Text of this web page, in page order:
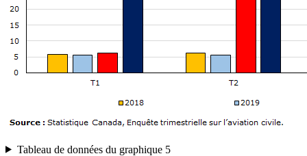
Tableau de données du graphique 5